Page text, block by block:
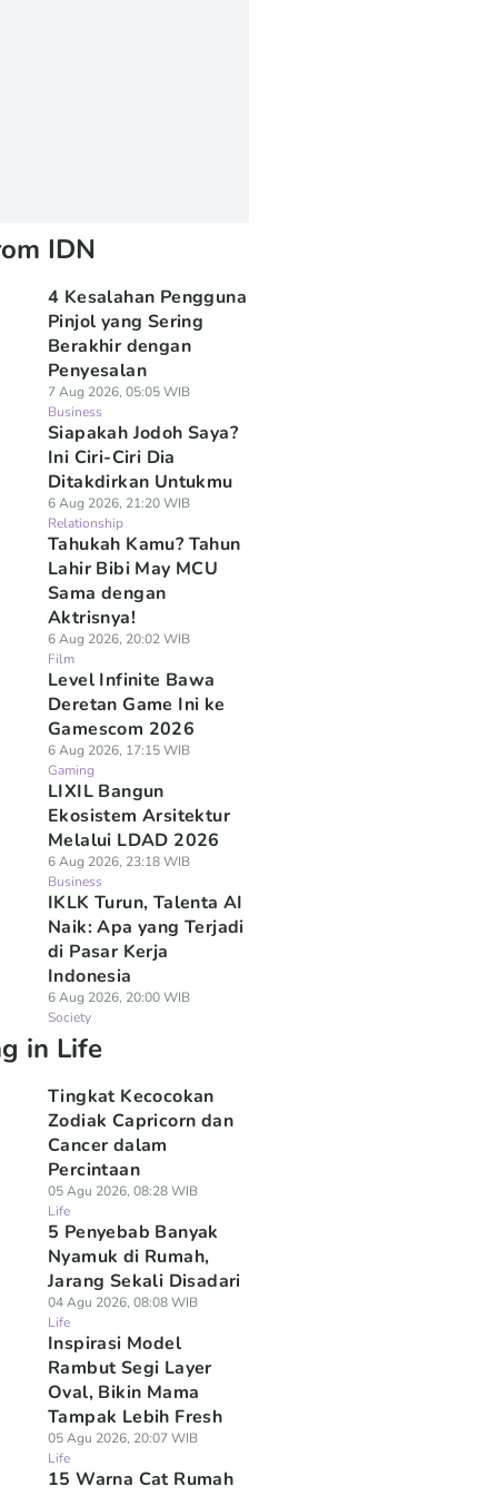
IDN
4 Kesalahan Pengguna
Pinjol yang Sering
Berakhir dengan
Penyesalan
7 Aug 2026, 05:05 WIB
Business
Siapakah Jodoh Saya?
Ini Ciri-Ciri Dia
Ditakdirkan Untukmu
6 Aug 2026, 21:20 WIB
Relationship
Tahukah Kamu? Tahun
Lahir Bibi May MCU
Sama dengan
Aktrisnya!
6 Aug 2026, 20:02 WIB
Film
Level Infinite Bawa
Deretan Game Ini ke
Gamescom 2026
6 Aug 2026, 17:15 WIB
Gaming
LIXIL Bangun
Ekosistem Arsitektur
Melalui LDAD 2026
6 Aug 2026, 23:18 WIB
Business
IKLK Turun, Talenta AI
Naik: Apa yang Terjadi
di Pasar Kerja
Indonesia
6 Aug 2026, 20:00 WIB
Society
in Life
Tingkat Kecocokan
Zodiak Capricorn dan
Cancer dalam
Percintaan
05 Agu 2026, 08:28 WIB
Life
5 Penyebab Banyak
Nyamuk di Rumah,
Jarang Sekali Disadari
04 Agu 2026, 08:08 WIB
Life
Inspirasi Model
Rambut Segi Layer
Oval, Bikin Mama
Tampak Lebih Fresh
05 Agu 2026, 20:07 WIB
Life
15 Warna Cat Rumah